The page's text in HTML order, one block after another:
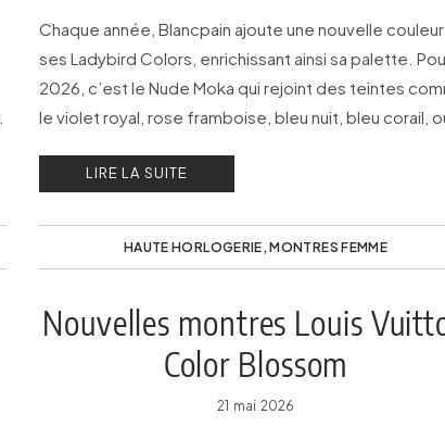
Chaque année, Blancpain ajoute une nouvelle
ses Ladybird Colors, enrichissant ainsi sa palette.
2026, c’est le Nude Moka qui rejoint des teintes
le violet royal, rose framboise, bleu nuit, bleu corail,
LIRE LA SUITE
HAUTE HORLOGERIE,MONTRES FEMME
Nouvelles montres Louis
Color Blossom
21 mai 2026